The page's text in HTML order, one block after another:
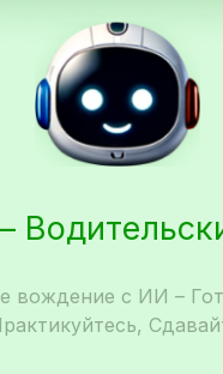
вождение с ИИ –